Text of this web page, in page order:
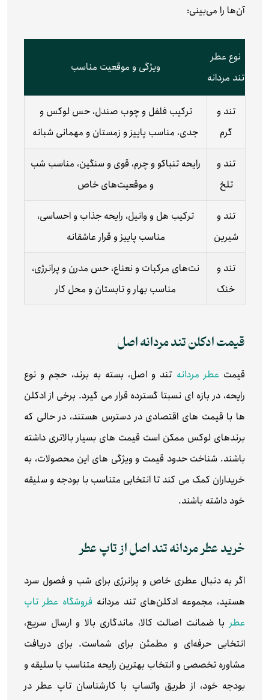
آن‌ها را می‌بینی:
نوع عطر
تند مردانه
ویژگی و موقعیت مناسب
تند و
گرم
ترکیب فلفل و چوب صندل، حس لوکس و
جدی، مناسب پاییز و زمستان و مهمانی شبانه
تند و
تلخ
رایحه تنباکو و چرم، قوی و سنگین، مناسب شب
و موقعیت‌های خاص
تند و
شیرین
ترکیب هل و وانیل، رایحه جذاب و احساسی،
مناسب پاییز و قرار عاشقانه
تند و
خنک
نت‌های مرکبات و نعناع، حس مدرن و پرانرژی،
مناسب بهار و تابستان و محل کار
قیمت ادکلن تند مردانه اصل
قیمتعطر مردانه تند و اصل، بسته به برند، حجم و نوع
رایحه، در بازه ای نسبتا گسترده قرار می گیرد. برخی از ادکلن
ها با قیمت های اقتصادی در دسترس هستند، در حالی که
برندهای لوکس ممکن است قیمت های بسیار بالاتری داشته
باشند. شناخت حدود قیمت و ویژگی های این محصولات، به
خریداران کمک می کند تا انتخابی متناسب با بودجه و سلیقه
خود داشته باشند.
خرید عطر مردانه تند اصل از تاپ عطر
اگر به دنبال عطری خاص و پرانرژی برای شب و فصول سرد
هستید، مجموعه ادکلن‌های تند مردانه فروشگاه عطر تاپ
عطربا ضمانت اصالت کالا، ماندگاری بالا و ارسال سریع،
انتخابی حرفه‌ای و مطمئن برای شماست. برای دریافت
مشاوره تخصصی و انتخاب بهترین رایحه متناسب با سلیقه و
بودجه خود، از طریق واتساپ با کارشناسان تاپ عطر در